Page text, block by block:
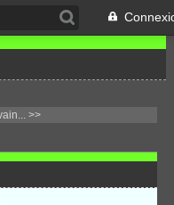
>>